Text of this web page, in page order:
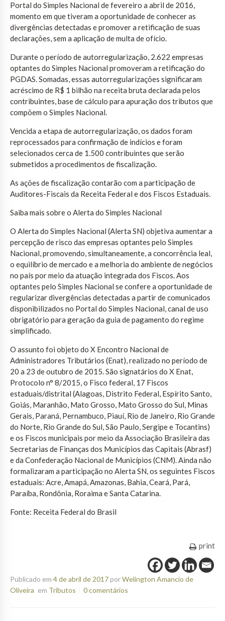
Portal do Simples Nacional de fevereiro a abril de 2016,
momento em que tiveram a oportunidade de conhecer as
divergências detectadas e promover a retificação de suas
declarações, sem a aplicação de multa de ofício.
Durante o período de autorregularização, 2.622 empresas
optantes do Simples Nacional promoveram a retificação do
PGDAS. Somadas, essas autorregularizações significaram
acréscimo de R$ 1 bilhão na receita bruta declarada pelos
contribuintes, base de cálculo para apuração dos tributos que
compõem o Simples Nacional.
Vencida a etapa de autorregularização, os dados foram
reprocessados para confirmação de indícios e foram
selecionados cerca de 1.500 contribuintes que serão
submetidos a procedimentos de fiscalização.
As ações de fiscalização contarão com a participação de
Auditores-Fiscais da Receita Federal e dos Fiscos Estaduais.
Saiba mais sobre o Alerta do Simples Nacional
O Alerta do Simples Nacional (Alerta SN) objetiva aumentar a
percepção de risco das empresas optantes pelo Simples
Nacional, promovendo, simultaneamente, a concorrência leal,
o equilíbrio de mercado e a melhoria do ambiente de negócios
no país por meio da atuação integrada dos Fiscos. Aos
optantes pelo Simples Nacional se confere a oportunidade de
regularizar divergências detectadas a partir de comunicados
disponibilizados no Portal do Simples Nacional, canal de uso
obrigatório para geração da guia de pagamento do regime
simplificado.
O assunto foi objeto do X Encontro Nacional de
Administradores Tributários (Enat), realizado no período de
20 a 23 de outubro de 2015. São signatários do X Enat,
Protocolo n° 8/2015, o Fisco federal, 17 Fiscos
estaduais/distrital (Alagoas, Distrito Federal, Espírito Santo,
Goiás, Maranhão, Mato Grosso, Mato Grosso do Sul, Minas
Gerais, Paraná, Pernambuco, Piauí, Rio de Janeiro, Rio Grande
do Norte, Rio Grande do Sul, São Paulo, Sergipe e Tocantins)
e os Fiscos municipais por meio da Associação Brasileira das
Secretarias de Finanças dos Municípios das Capitais (Abrasf)
e da Confederação Nacional de Municípios (CNM). Ainda não
formalizaram a participação no Alerta SN, os seguintes Fiscos
estaduais: Acre, Amapá, Amazonas, Bahia, Ceará, Pará,
Paraíba, Rondônia, Roraima e Santa Catarina.
Fonte: Receita Federal do Brasil
print
Publicado em 4 de abril de 2017porWelington Amancio de
Oliveira em Tributos 0 comentários